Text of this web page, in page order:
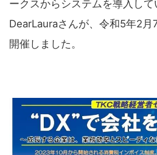
ークスからシステムを導入し
DearLauraさんが、令和5年2
開催しました。